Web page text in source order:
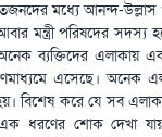
মধ্যে আনন্দ-উল্লাস
মন্ত্রী পরিষদের সদস্য
ব্যক্তিদের এলাকায়
এসেছে। অনেক
বিশেষ করে যে সব
ধরণের শোক দেখা